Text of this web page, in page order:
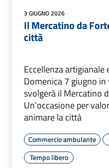
3 GIUGNO 2026
Il Mercatino da
città
Eccellenza artigianale
Domenica 7 giugno
svolgerà il Mercatino
Un’occasione per
animare la città
Commercio ambulante
Tempo libero